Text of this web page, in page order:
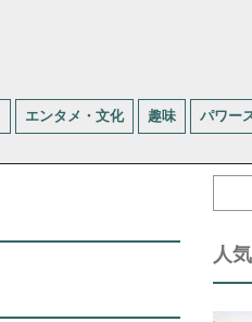
エンタメ・文化 趣味 パワー
索
人